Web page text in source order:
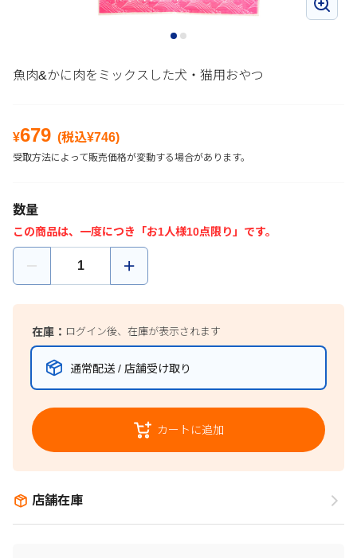
魚肉&かに肉をミックスした犬・猫用おやつ
¥679 (税込¥746)
受取方法によって販売価格が変動する場合があります。
数量
この商品は、一度につき「お1人様10点限り」です。
在庫： ログイン後、在庫が表示されます
通常配送 / 店舗受け取り
カートに追加
店舗在庫